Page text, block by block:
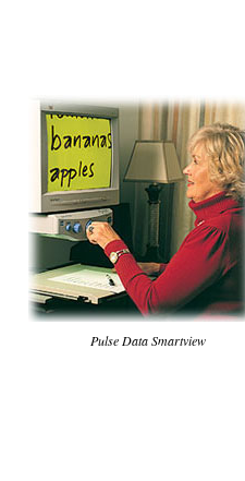
Pulse Data Smartview